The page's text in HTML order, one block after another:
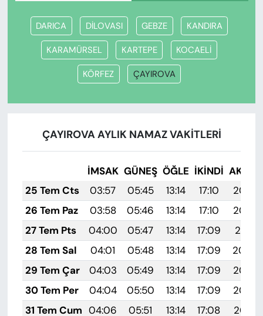
DARICA DİLOVASI GEBZE KANDIRA
KARAMÜRSEL KARTEPE KOCAELİ
KÖRFEZ ÇAYIROVA
ÇAYIROVA AYLIK NAMAZ VAKITLERI
İMSAK GÜNEŞ ÖĞLE İKINDI
25 Tem Cts
03:57 05:45 13:14 17:10
20:33
26 Tem Paz
03:58 05:46 13:14 17:10
20:32
27 Tem Pts
04:00 05:47 13:14 17:09
20:31
28 Tem Sal
04:01 05:48 13:14 17:09
20:30
29 Tem Çar
04:03 05:49 13:14 17:09
20:29
30 Tem Per
04:04 05:50 13:14 17:09
20:28
31 Tem Cum 04:06 05:51 13:14 17:08
20:27